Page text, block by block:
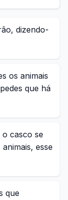
dizendo-
os animais
que há
casco se
esse
que